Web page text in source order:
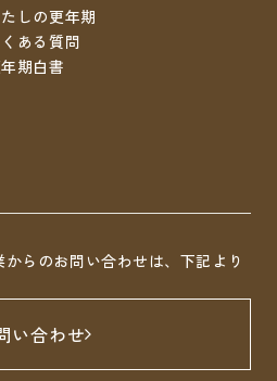
しの更年期
くある質問
期白書
らのお問い合わせは、下記より
い合わせ